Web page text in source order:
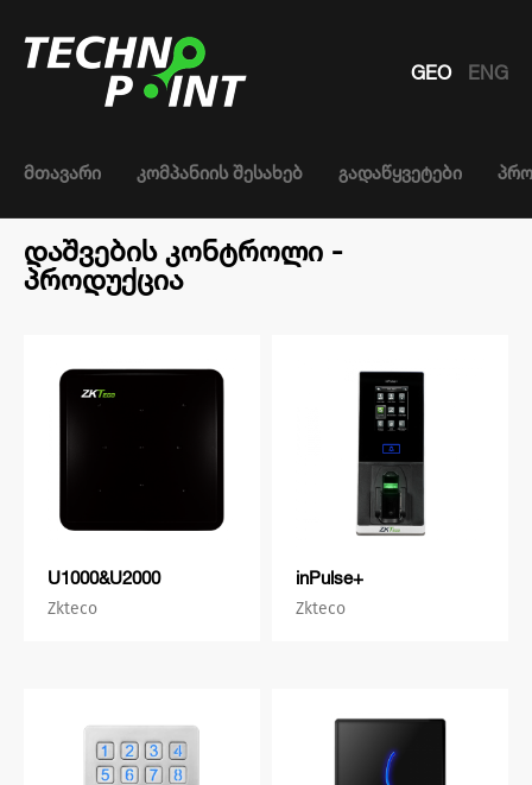
GEO ENG
მთავარი კომპანიის შესახებ გადაწყვეტები
დაშვების კონტროლი -
პროდუქცია
U1000&U2000
Zkteco
inPulse+
Zkteco